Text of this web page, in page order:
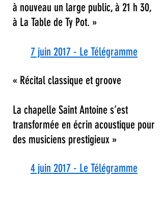
à nouveau un large public, à 21 h 30,
à La Table de Ty Pot. »
7 juin 2017 - Le Télégramme
« Récital classique et groove
La chapelle Saint Antoine s’est
transformée en écrin acoustique pour
des musiciens prestigieux »
4 juin 2017 - Le Télégramme